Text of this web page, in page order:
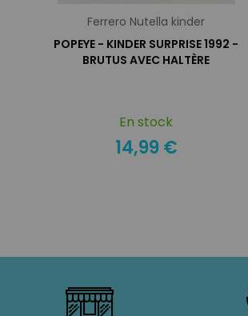
Ferrero Nutella kinder
POPEYE - KINDER SURPRISE 1992 -
BRUTUS AVEC HALTÈRE
En stock
14,99 €